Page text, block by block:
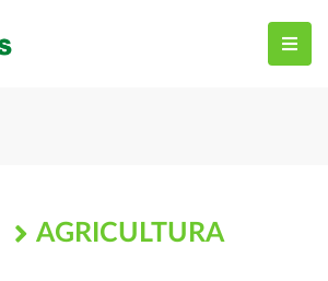
AGRICULTURA